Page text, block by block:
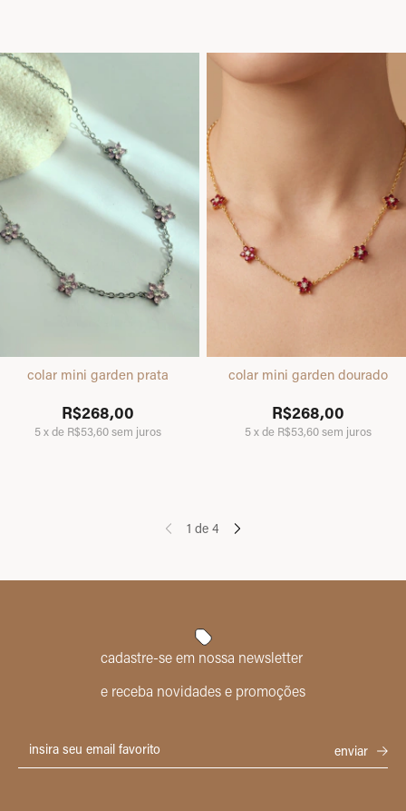
colar mini garden prata
R$268,00
5xde R$53,60sem juros
colar mini garden dourado
R$268,00
5xde R$53,60sem juros
1 de 4
cadastre-se em nossa newsletter
e receba novidades e promoções